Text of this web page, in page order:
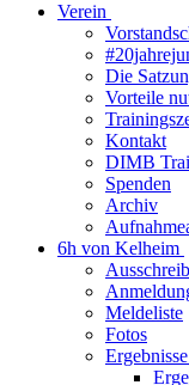
Verein
Die
Vorteile
Kontakt
DIMB
Spenden
Archiv
6h von Kelheim
Meldeliste
Fotos
Ergebnisse